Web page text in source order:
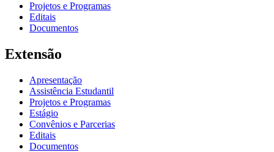
Projetos e Programas
Editais
Documentos
Extensão
Apresentação
Assistência Estudantil
Projetos e Programas
Estágio
Convênios e Parcerias
Editais
Documentos